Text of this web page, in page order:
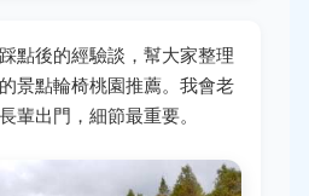
點後的經驗談，幫大家整理
景點輪椅桃園推薦。我會老
輩出門，細節最重要。